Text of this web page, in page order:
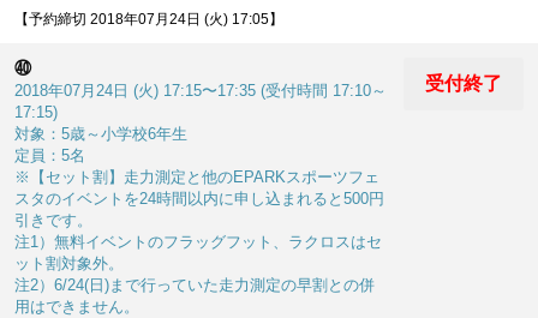
【予約締切 2018年07月24日 (火) 17:05】
㊵
2018年07月24日 (火) 17:15〜17:35 (受付時間 17:10～
17:15)
対象：5歳～小学校6年生
定員：5名
※【セット割】走力測定と他のEPARKスポーツフェ
スタのイベントを24時間以内に申し込まれると500円
引きです。
注1）無料イベントのフラッグフット、ラクロスはセ
ット割対象外。
注2）6/24(日)まで行っていた走力測定の早割との併
用はできません。
受付終了